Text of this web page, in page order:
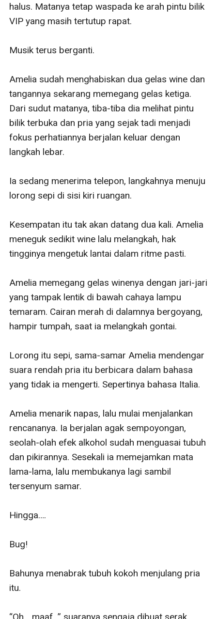
halus. Matanya tetap waspada ke arah pintu bilik
VIP yang masih tertutup rapat.
Musik terus berganti.
Amelia sudah menghabiskan dua gelas wine dan
tangannya sekarang memegang gelas ketiga.
Dari sudut matanya, tiba-tiba dia melihat pintu
bilik terbuka dan pria yang sejak tadi menjadi
fokus perhatiannya berjalan keluar dengan
langkah lebar.
Ia sedang menerima telepon, langkahnya menuju
lorong sepi di sisi kiri ruangan.
Kesempatan itu tak akan datang dua kali. Amelia
meneguk sedikit wine lalu melangkah, hak
tingginya mengetuk lantai dalam ritme pasti.
Amelia memegang gelas winenya dengan jari-jari
yang tampak lentik di bawah cahaya lampu
temaram. Cairan merah di dalamnya bergoyang,
hampir tumpah, saat ia melangkah gontai.
Lorong itu sepi, sama-samar Amelia mendengar
suara rendah pria itu berbicara dalam bahasa
yang tidak ia mengerti. Sepertinya bahasa Italia.
Amelia menarik napas, lalu mulai menjalankan
rencananya. Ia berjalan agak sempoyongan,
seolah-olah efek alkohol sudah menguasai tubuh
dan pikirannya. Sesekali ia memejamkan mata
lama-lama, lalu membukanya lagi sambil
tersenyum samar.
Hingga….
Bug!
Bahunya menabrak tubuh kokoh menjulang pria
itu.
“Oh… maaf…” suaranya sengaja dibuat serak,